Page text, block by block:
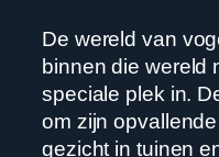
De wereld van
binnen die wereld
speciale plek in.
om zijn
gezicht in tuinen